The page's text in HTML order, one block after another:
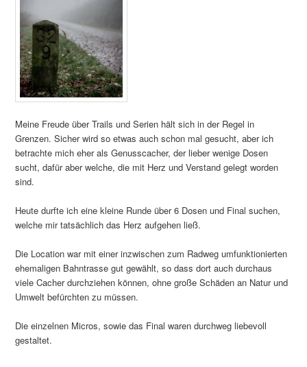
Meine Freude über Trails und Serien hält sich in der Regel in
Grenzen. Sicher wird so etwas auch schon mal gesucht, aber ich
betrachte mich eher als Genusscacher, der lieber wenige Dosen
sucht, dafür aber welche, die mit Herz und Verstand gelegt worden
sind.
Heute durfte ich eine kleine Runde über 6 Dosen und Final suchen,
welche mir tatsächlich das Herz aufgehen ließ.
Die Location war mit einer inzwischen zum Radweg umfunktionierten
ehemaligen Bahntrasse gut gewählt, so dass dort auch durchaus
viele Cacher durchziehen können, ohne große Schäden an Natur und
Umwelt befürchten zu müssen.
Die einzelnen Micros, sowie das Final waren durchweg liebevoll
gestaltet.